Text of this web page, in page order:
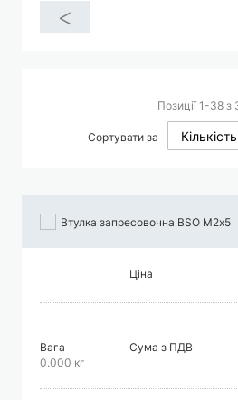
<
Позиції1 -38 з
Сортувати за
Втулка запресовочна BSO М2х5
Ціна
Вага
0.000 кг
Сума з ПДВ